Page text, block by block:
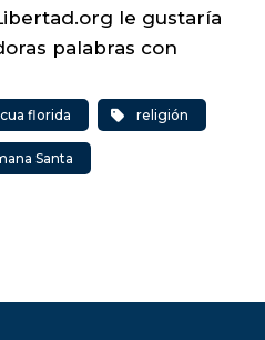
le gustaría
palabras con
florida religión
Santa